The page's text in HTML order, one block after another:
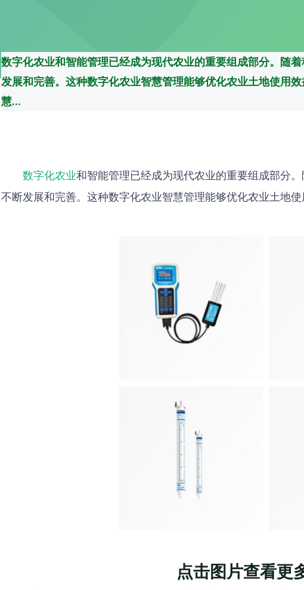
数字化农业和智能管理已经成为现代农业的重要组成部分。随
发展和完善。这种数字化农业智慧管理能够优化农业土地使用
慧...
数字化农业和智能管理已经成为现代农业的重要组成部分
不断发展和完善。这种数字化农业智慧管理能够优化农业土地使
点击图片查看更